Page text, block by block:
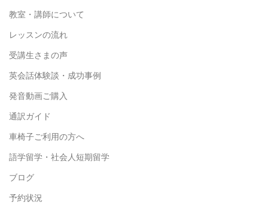
教室・講師について
レッスンの流れ
受講生さまの声
英会話体験談・成功事例
発音動画ご購入
通訳ガイド
車椅子ご利用の方へ
語学留学・社会人短期留学
ブログ
予約状況